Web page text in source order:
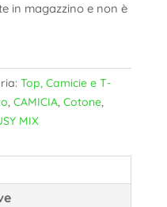
in magazzino e non è
Top, Camicie e T-
, CAMICIA, Cotone,
MIX